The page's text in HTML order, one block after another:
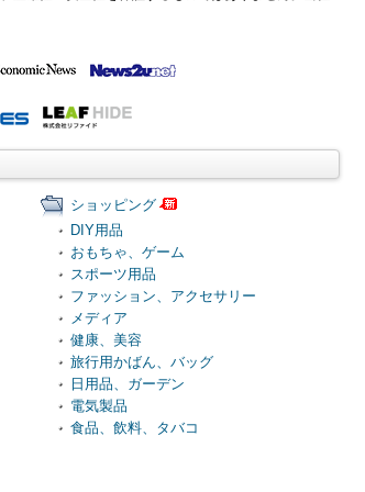
ショッピング
DIY用品
おもちゃ、ゲーム
スポーツ用品
ファッション、アクセサリー
メディア
健康、美容
旅行用かばん、バッグ
日用品、ガーデン
電気製品
食品、飲料、タバコ